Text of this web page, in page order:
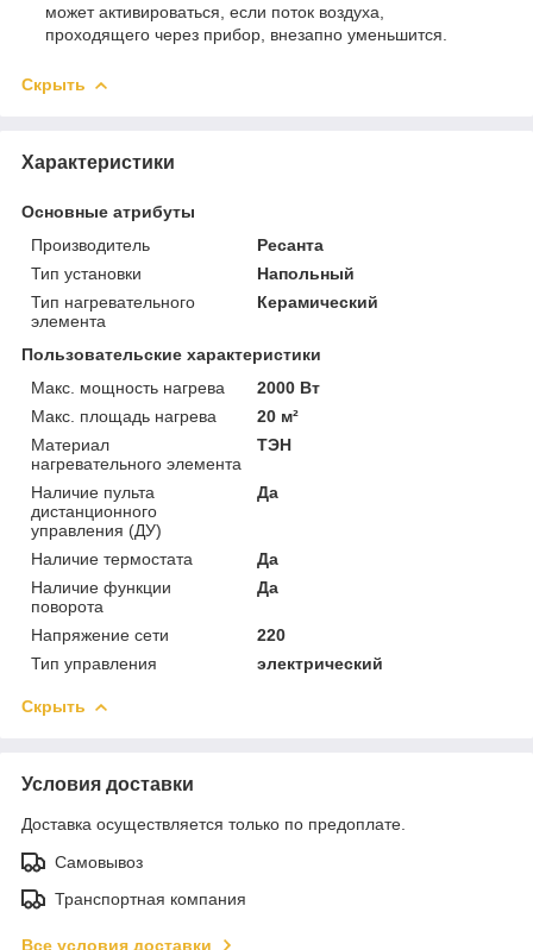
может активироваться, если поток воздуха,
проходящего через прибор, внезапно уменьшится.
Скрыть
Характеристики
Основные атрибуты
Производитель
Ресанта
Тип установки
Напольный
Тип нагревательного
элемента
Керамический
Пользовательские характеристики
Макс. мощность нагрева
2000 Вт
Макс. площадь нагрева
20 м²
Материал
нагревательного элемента
ТЭН
Наличие пульта
дистанционного
управления (ДУ)
Да
Наличие термостата
Да
Наличие функции
поворота
Да
Напряжение сети
220
Тип управления
электрический
Скрыть
Условия доставки
Доставка осуществляется только по предоплате.
Самовывоз
Транспортная компания
Все условия доставки